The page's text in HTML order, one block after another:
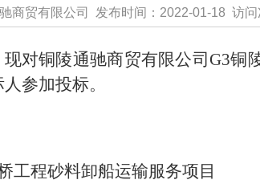
商贸有限公司 发布时间：2022-01-18 访问
对铜陵通驰商贸有限公司G3铜
参加投标。
程砂料卸船运输服务项目